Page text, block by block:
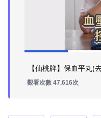
【仙桃牌】保血平丸(
觀看次數 47,616次